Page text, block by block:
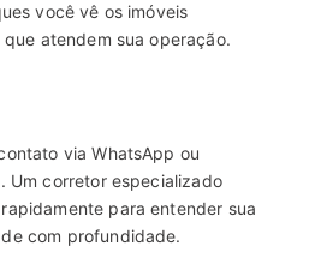
você vê os imóveis
atendem sua operação.
via WhatsApp ou
Um corretor especializado
para entender sua
com profundidade.